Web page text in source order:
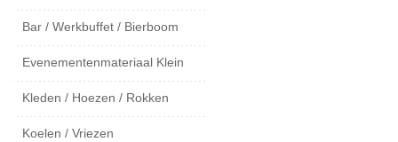
Bar / Werkbuffet / Bierboom
Evenementenmateriaal Klein
Kleden / Hoezen / Rokken
Koelen / Vriezen